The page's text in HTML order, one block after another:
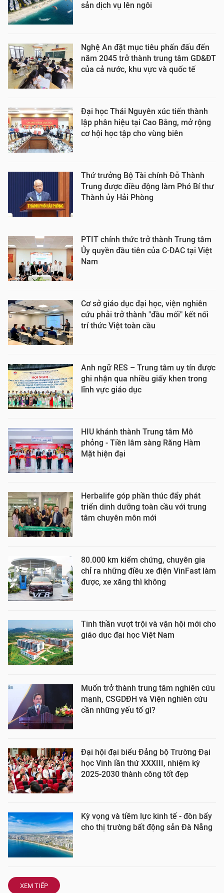
sản dịch vụ lên ngôi
Nghệ An đặt mục tiêu phấn đấu đến
năm 2045 trở thành trung tâm GD&ĐT
của cả nước, khu vực và quốc tế
Đại học Thái Nguyên xúc tiến thành
lập phân hiệu tại Cao Bằng, mở rộng
cơ hội học tập cho vùng biên
Thứ trưởng Bộ Tài chính Đỗ Thành
Trung được điều động làm Phó Bí thư
Thành ủy Hải Phòng
PTIT chính thức trở thành Trung tâm
Ủy quyền đầu tiên của C-DAC tại Việt
Nam
Cơ sở giáo dục đại học, viện nghiên
cứu phải trở thành "đầu mối" kết nối
trí thức Việt toàn cầu
Anh ngữ RES – Trung tâm uy tín được
ghi nhận qua nhiều giấy khen trong
lĩnh vực giáo dục
HIU khánh thành Trung tâm Mô
phỏng - Tiền lâm sàng Răng Hàm
Mặt hiện đại
Herbalife góp phần thúc đẩy phát
triển dinh dưỡng toàn cầu với trung
tâm chuyên môn mới
80.000 km kiểm chứng, chuyên gia
chỉ ra những điều xe điện VinFast làm
được, xe xăng thì không
Tinh thần vượt trội và vận hội mới cho
giáo dục đại học Việt Nam
Muốn trở thành trung tâm nghiên cứu
mạnh, CSGDĐH và Viện nghiên cứu
cần những yếu tố gì?
Đại hội đại biểu Đảng bộ Trường Đại
học Vinh lần thứ XXXIII, nhiệm kỳ
2025-2030 thành công tốt đẹp
Kỳ vọng và tiềm lực kinh tế - đòn bẩy
cho thị trường bất động sản Đà Nẵng
XEM TIẾP